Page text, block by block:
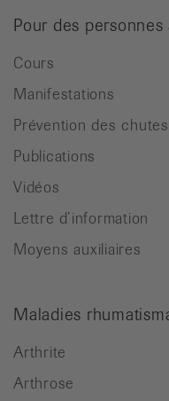
Pour des
Cours
Manifestations
Prévention des chutes
Publications
Vidéos
Lettre d’information
Moyens auxiliaires
Maladies
Arthrite
Arthrose